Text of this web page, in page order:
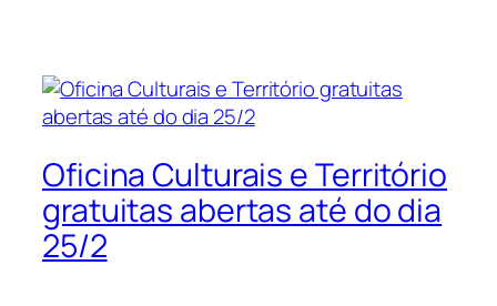
Oficina Culturais e Território
gratuitas abertas até do dia
25/2